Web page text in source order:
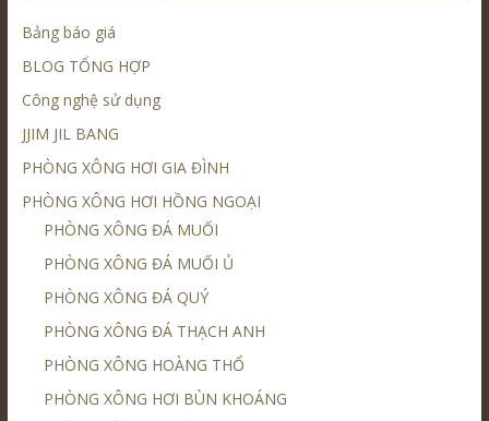
Bảng báo giá
BLOG TỔNG HỢP
Công nghệ sử dụng
JJIM JIL BANG
PHÒNG XÔNG HƠI GIA ĐÌNH
PHÒNG XÔNG HƠI HỒNG NGOẠI
PHÒNG XÔNG ĐÁ MUỐI
PHÒNG XÔNG ĐÁ MUỐI Ủ
PHÒNG XÔNG ĐÁ QUÝ
PHÒNG XÔNG ĐÁ THẠCH ANH
PHÒNG XÔNG HOÀNG THỔ
PHÒNG XÔNG HƠI BÙN KHOÁNG